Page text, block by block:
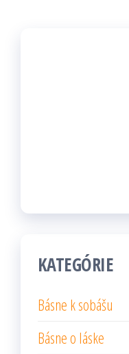
KATEGÓRIE
Básne k sobášu
Básne o láske